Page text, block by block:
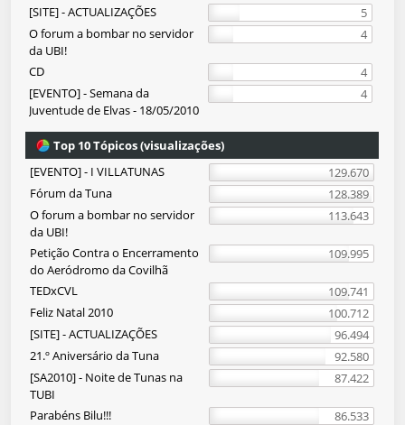
[SITE] - ACTUALIZAÇÕES
5
O forum a bombar no servidor
da UBI!
4
CD
4
[EVENTO] - Semana da
Juventude de Elvas - 18/05/2010
4
Top 10 Tópicos (visualizações)
[EVENTO] - I VILLATUNAS
129.670
Fórum da Tuna
128.389
O forum a bombar no servidor
da UBI!
113.643
Petição Contra o Encerramento
do Aeródromo da Covilhã
109.995
TEDxCVL
109.741
Feliz Natal 2010
100.712
[SITE] - ACTUALIZAÇÕES
96.494
21.º Aniversário da Tuna
92.580
[SA2010] - Noite de Tunas na
TUBI
87.422
Parabéns Bilu!!! 86.533